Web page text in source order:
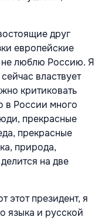
друг
европейские
не люблю Россию. Я
властвует
критиковать
в России много
прекрасные
прекрасные
природа,
на две
этот президент, я
языка и русской